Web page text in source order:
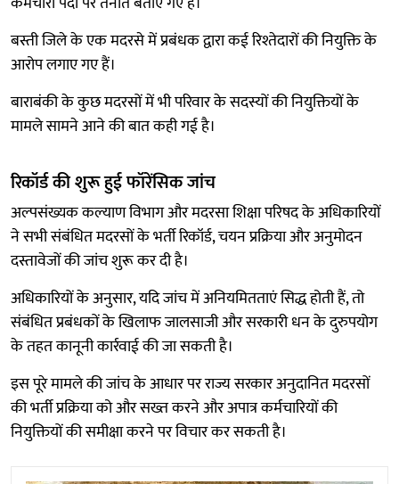
बस्ती जिले के एक मदरसे में प्रबंधक द्वारा कई रिश्तेदारों की नियुक्ति के
आरोप लगाए गए हैं।
बाराबंकी के कुछ मदरसों में भी परिवार के सदस्यों की नियुक्तियों के
मामले सामने आने की बात कही गई है।
रिकॉर्ड की शुरू हुई फॉरेंसिक जांच
अल्पसंख्यक कल्याण विभाग और मदरसा शिक्षा परिषद के अधिकारियों
ने सभी संबंधित मदरसों के भर्ती रिकॉर्ड, चयन प्रक्रिया और अनुमोदन
दस्तावेजों की जांच शुरू कर दी है।
अधिकारियों के अनुसार, यदि जांच में अनियमितताएं सिद्ध होती हैं, तो
संबंधित प्रबंधकों के खिलाफ जालसाजी और सरकारी धन के दुरुपयोग
के तहत कानूनी कार्रवाई की जा सकती है।
इस पूरे मामले की जांच के आधार पर राज्य सरकार अनुदानित मदरसों
की भर्ती प्रक्रिया को और सख्त करने और अपात्र कर्मचारियों की
नियुक्तियों की समीक्षा करने पर विचार कर सकती है।